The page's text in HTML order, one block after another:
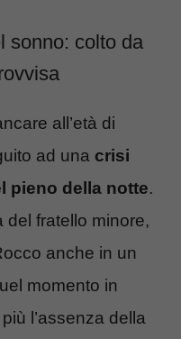
sonno: colto da
all’età di
ad una crisi
pieno della notte.
del fratello minore,
anche in un
momento in
l’assenza della